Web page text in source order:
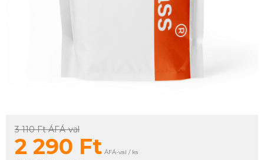
3 110 FtÁFÁ-val
2 290 Ft ÁFÁ-val / ks